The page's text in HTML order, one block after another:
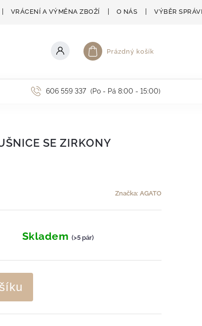
VRÁCENÍ A VÝMĚNA ZBOŽÍ O NÁS VÝBĚR
Nákupní košík
Prázdný košík
606 559 337 (Po - Pá 8:00 - 15:00)
SE ZIRKONY
Značka: AGATO
Skladem (>5 pár)